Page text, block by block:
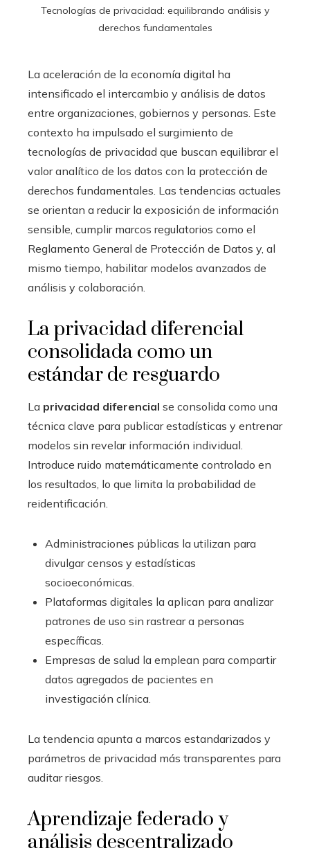
Tecnologías de privacidad: equilibrando análisis y
derechos fundamentales
La aceleración de la economía digital ha
intensificado el intercambio y análisis de datos
entre organizaciones, gobiernos y personas. Este
contexto ha impulsado el surgimiento de
tecnologías de privacidad que buscan equilibrar el
valor analítico de los datos con la protección de
derechos fundamentales. Las tendencias actuales
se orientan a reducir la exposición de información
sensible, cumplir marcos regulatorios como el
Reglamento General de Protección de Datos y, al
mismo tiempo, habilitar modelos avanzados de
análisis y colaboración.
La privacidad diferencial
consolidada como un
estándar de resguardo
La privacidad diferencial se consolida como una
técnica clave para publicar estadísticas y entrenar
modelos sin revelar información individual.
Introduce ruido matemáticamente controlado en
los resultados, lo que limita la probabilidad de
reidentificación.
Administraciones públicas la utilizan para
divulgar censos y estadísticas
socioeconómicas.
Plataformas digitales la aplican para analizar
patrones de uso sin rastrear a personas
específicas.
Empresas de salud la emplean para compartir
datos agregados de pacientes en
investigación clínica.
La tendencia apunta a marcos estandarizados y
parámetros de privacidad más transparentes para
auditar riesgos.
Aprendizaje federado y
análisis descentralizado